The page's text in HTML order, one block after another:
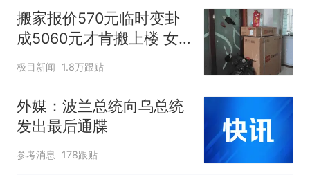
搜，网友：天塌了！
南航一航班疑向乘客发放西梅
汁，致多名乘客在飞行途中排
队上厕所！乘客：机上100多
非每架飞机都会发放西梅汁
那个在床头放菜刀的女孩，
人生
搬家报价570元临时变卦
成5060元才肯搬上楼 女
子傻眼
极目新闻 1.8万跟贴
外媒：波兰总统向乌总统
发出最后通牒
参考消息 178跟贴